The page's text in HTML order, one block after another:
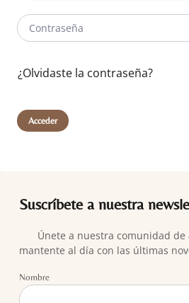
¿Olvidaste la contraseña?
Acceder
Suscríbete a nuestra
Únete a nuestra comunidad de
mantente al día con las últimas
Nombre